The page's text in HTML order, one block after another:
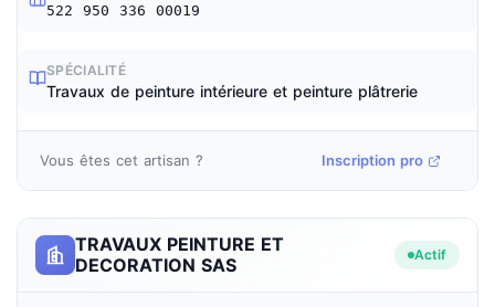
522 950 336 00019
SPÉCIALITÉ
Travaux de peinture intérieure et peinture plâtrerie
Vous êtes cet artisan ? Inscription pro
TRAVAUX PEINTURE ET
DECORATION SAS
Actif